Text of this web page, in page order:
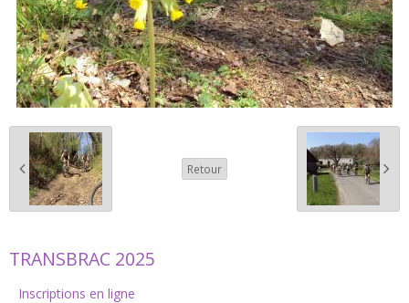
Retour
TRANSBRAC 2025
Inscriptions en ligne